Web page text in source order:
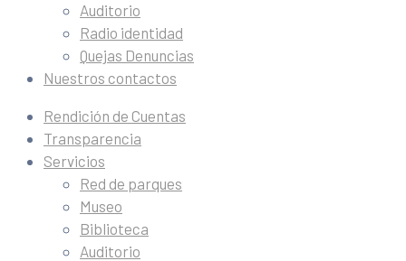
Auditorio
Radio identidad
Quejas Denuncias
Nuestros contactos
Rendición de Cuentas
Transparencia
Servicios
Red de parques
Museo
Biblioteca
Auditorio